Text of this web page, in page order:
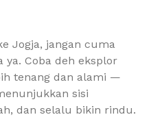
Jogja, jangan cuma
ya. Coba deh eksplor
tenang dan alami —
sisi
dan selalu bikin rindu.